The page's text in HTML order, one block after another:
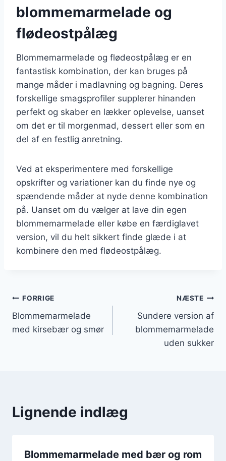
blommemarmelade og
flødeostpålæg
Blommemarmelade og flødeostpålæg er en
fantastisk kombination, der kan bruges på
mange måder i madlavning og bagning. Deres
forskellige smagsprofiler supplerer hinanden
perfekt og skaber en lækker oplevelse, uanset
om det er til morgenmad, dessert eller som en
del af en festlig anretning.
Ved at eksperimentere med forskellige
opskrifter og variationer kan du finde nye og
spændende måder at nyde denne kombination
på. Uanset om du vælger at lave din egen
blommemarmelade eller købe en færdiglavet
version, vil du helt sikkert finde glæde i at
kombinere den med flødeostpålæg.
Indlægsnavigation
FORRIGE
Blommemarmelade
med kirsebær og smør
NÆSTE
Sundere version af
blommemarmelade
uden sukker
Lignende indlæg
Blommemarmelade med bær og rom